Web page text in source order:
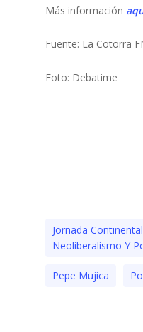
Más información
Fuente: La Cotorra
Foto: Debatime
Jornada
Neoliberalismo Y
Pepe Mujica